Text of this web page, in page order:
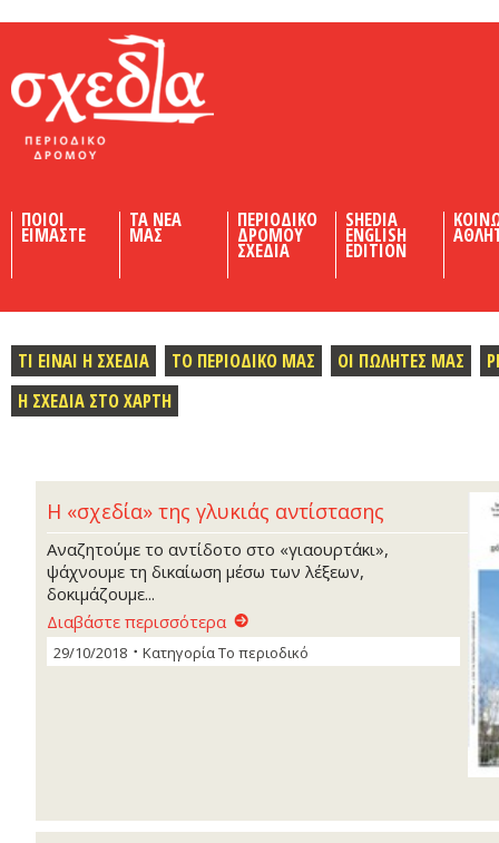
ΠΟΙΟΙ
ΕΙΜΑΣΤΕ
ΤΑ ΝΕΑ
ΜΑΣ
ΠΕΡΙΟΔΙΚΟ
ΔΡΟΜΟΥ
ΣΧΕΔΙΑ
SHEDIA
ENGLISH
EDITION
ΤΙ ΕΙΝΑΙ Η ΣΧΕΔΙΑ ΤΟ ΠΕΡΙΟΔΙΚΟ ΜΑΣ ΟΙ ΠΩΛΗΤΕΣ ΜΑΣ
Η ΣΧΕΔΙΑ ΣΤΟ ΧΑΡΤΗ
Η «σχεδία» της γλυκιάς αντίστασης
Αναζητούμε το αντίδοτο στο «γιαουρτάκι»,
ψάχνουμε τη δικαίωση μέσω των λέξεων,
δοκιμάζουμε...
Διαβάστε περισσότερα
29/10/2018 ΚατηγορίαΤο περιοδικό